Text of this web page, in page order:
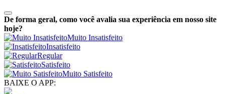
De forma geral, como você avalia sua experiência em nosso site
hoje?
Muito Insatisfeito
Insatisfeito
Regular
Satisfeito
Muito Satisfeito
BAIXE O APP: